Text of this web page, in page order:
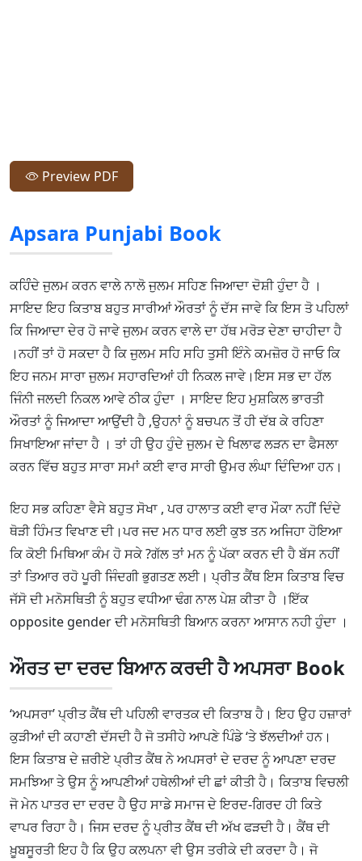
Preview PDF
Apsara Punjabi Book
ਕਹਿੰੰਦੇ ਜੁਲਮ ਕਰਨ ਵਾਲੇ ਨਾਲੋ ਜੁਲਮ ਸਹਿਣ ਜਿਆਦਾ ਦੋਸ਼ੀ ਹੁੰਦਾ ਹੈ ।
ਸਾਇਦ ਇਹ ਕਿਤਾਬ ਬਹੁਤ ਸਾਰੀਆਂ ਔਰਤਾਂ ਨੂੰ ਦੱਸ ਜਾਵੇ ਕਿ ਇਸ ਤੋ ਪਹਿਲਾਂ
ਕਿ ਜਿਆਦਾ ਦੇਰ ਹੋ ਜਾਵੇ ਜੁਲਮ ਕਰਨ ਵਾਲੇ ਦਾ ਹੱਥ ਮਰੋੜ ਦੇਣਾ ਚਾਹੀਦਾ ਹੈ
।ਨਹੀਂ ਤਾਂ ਹੋ ਸਕਦਾ ਹੈ ਕਿ ਜੁਲਮ ਸਹਿ ਸਹਿ ਤੁਸੀ ਇੰਨੇ ਕਮਜ਼ੋਰ ਹੋ ਜਾਓ ਕਿ
ਇਹ ਜਨਮ ਸਾਰਾ ਜੁਲਮ ਸਹਾਰਦਿਆਂ ਹੀ ਨਿਕਲ ਜਾਵੇ।ਇਸ ਸਭ ਦਾ ਹੱਲ
ਜਿੰਨੀ ਜਲਦੀ ਨਿਕਲ ਆਵੇ ਠੀਕ ਹੁੰਦਾ । ਸਾਇਦ ਇਹ ਮੁਸ਼ਕਿਲ ਭਾਰਤੀ
ਔਰਤਾਂ ਨੂੰ ਜਿਆਦਾ ਆਉਂਦੀ ਹੈ ,ਉਹਨਾਂ ਨੂੰ ਬਚਪਨ ਤੋਂ ਹੀ ਦੱਬ ਕੇ ਰਹਿਣਾ
ਸਿਖਾਇਆ ਜਾਂਦਾ ਹੈ । ਤਾਂ ਹੀ ਉਹ ਹੁੰਦੇ ਜੁਲਮ ਦੇ ਖਿਲਾਫ ਲੜਨ ਦਾ ਫੈਸਲਾ
ਕਰਨ ਵਿੱਚ ਬਹੁਤ ਸਾਰਾ ਸਮਾਂ ਕਈ ਵਾਰ ਸਾਰੀ ਉਮਰ ਲੰਘਾ ਦਿੰਦਿਆ ਹਨ।
ਇਹ ਸਭ ਕਹਿਣਾ ਵੈਸੇ ਬਹੁਤ ਸੋਖਾ , ਪਰ ਹਾਲਾਤ ਕਈ ਵਾਰ ਮੌਕਾ ਨਹੀਂ ਦਿੰਦੇ
ਥੋੜੀ ਹਿੰਮਤ ਵਿਖਾਣ ਦੀ।ਪਰ ਜਦ ਮਨ ਧਾਰ ਲਈ ਕੁਝ ਤਨ ਅਜਿਹਾ ਹੋਇਆ
ਕਿ ਕੋਈ ਮਿਥਿਆ ਕੰਮ ਹੋ ਸਕੇ ?ਗੱਲ ਤਾਂ ਮਨ ਨੂੰ ਪੱਕਾ ਕਰਨ ਦੀ ਹੈ ਬੱਸ ਨਹੀਂ
ਤਾਂ ਤਿਆਰ ਰਹੋ ਪੂਰੀ ਜਿੰਦਗੀ ਭੁਗਤਣ ਲਈ। ਪ੍ਰੀਤ ਕੈਂਥ ਇਸ ਕਿਤਾਬ ਵਿਚ
ਜੱਸੋ ਦੀ ਮਨੋਸਥਿਤੀ ਨੂੰ ਬਹੁਤ ਵਧੀਆ ਢੰਗ ਨਾਲ ਪੇਸ਼ ਕੀਤਾ ਹੈ ।ਇੱਕ
opposite gender ਦੀ ਮਨੋਸਥਿਤੀ ਬਿਆਨ ਕਰਨਾ ਆਸਾਨ ਨਹੀ ਹੁੰਦਾ ।
ਔਰਤ ਦਾ ਦਰਦ ਬਿਆਨ ਕਰਦੀ ਹੈ ਅਪਸਰਾ Book
‘ਅਪਸਰਾ’ ਪ੍ਰੀਤ ਕੈਂਥ ਦੀ ਪਹਿਲੀ ਵਾਰਤਕ ਦੀ ਕਿਤਾਬ ਹੈ। ਇਹ ਉਹ ਹਜ਼ਾਰਾਂ
ਕੁੜੀਆਂ ਦੀ ਕਹਾਣੀ ਦੱਸਦੀ ਹੈ ਜੋ ਤਸੀਹੇ ਆਪਣੇ ਪਿੰਡੇ ‘ਤੇ ਝੱਲਦੀਆਂ ਹਨ।
ਇਸ ਕਿਤਾਬ ਦੇ ਜ਼ਰੀਏ ਪ੍ਰੀਤ ਕੈਂਥ ਨੇ ਅਪਸਰਾਂ ਦੇ ਦਰਦ ਨੂੰ ਆਪਣਾ ਦਰਦ
ਸਮਝਿਆ ਤੇ ਉਸ ਨੂੰ ਆਪਣੀਆਂ ਹਥੇਲੀਆਂ ਦੀ ਛਾਂ ਕੀਤੀ ਹੈ। ਕਿਤਾਬ ਵਿਚਲੀ
ਜੋ ਮੇਨ ਪਾਤਰ ਦਾ ਦਰਦ ਹੈ ਉਹ ਸਾਡੇ ਸਮਾਜ ਦੇ ਇਰਦ-ਗਿਰਦ ਹੀ ਕਿਤੇ
ਵਾਪਰ ਰਿਹਾ ਹੈ। ਜਿਸ ਦਰਦ ਨੂੰ ਪ੍ਰੀਤ ਕੈਂਥ ਦੀ ਅੱਖ ਫੜਦੀ ਹੈ। ਕੈਂਥ ਦੀ
ਖ਼ੂਬਸੂਰਤੀ ਇਹ ਹੈ ਕਿ ਉਹ ਕਲਪਨਾ ਵੀ ਉਸ ਤਰੀਕੇ ਦੀ ਕਰਦਾ ਹੈ। ਜੋ